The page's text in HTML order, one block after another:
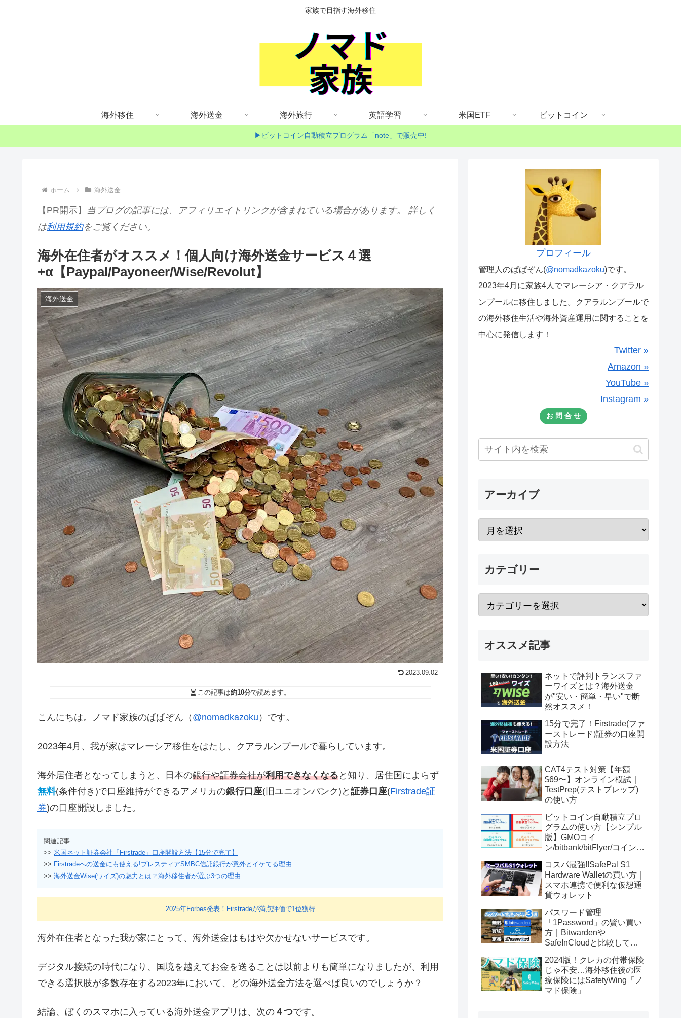
家族で目指す海外移住
海外移住 海外送金 海外旅行 英語学習 米国ETF ビットコイン
▶ビットコイン自動積立プログラム「note」で販売中!
ホーム 海外送金
【PR開示】
当ブログの記事には、アフィリエイトリンクが含まれている場合があります。 詳しく
は利用規約をご覧ください。
海外在住者がオススメ！個人向け海外送金サービス４選
+α【Paypal/Payoneer/Wise/Revolut】
海外送金
2023.09.02
この記事は約10分で読めます。
こんにちは。ノマド家族のぱぱぞん（ @nomadkazoku ）です。
2023年4月、我が家はマレーシア移住をはたし、クアラルンプールで暮らしています。
海外居住者となってしまうと、日本の銀行や証券会社が利用できなくなると知り、居住国によらず
無料(条件付き)で口座維持ができるアメリカの銀行口座(旧ユニオンバンク)と 証券口座(Firstrade証
券)の口座開設しました。
関連記事
>> 米国ネット証券会社「Firstrade」口座開設方法【15分で完了】
>> Firstradeへの送金にも使える!プレスティアSMBC信託銀行が意外とイケてる理由
>> 海外送金Wise(ワイズ)の魅力とは？海外移住者が選ぶ3つの理由
2025年Forbes発表！Firstradeが満点評価で1位獲得
海外在住者となった我が家にとって、海外送金はもはや欠かせないサービスです。
デジタル接続の時代になり、国境を越えてお金を送ることは以前よりも簡単になりましたが、利用
できる選択肢が多数存在する2023年において、どの海外送金方法を選べば良いのでしょうか？
結論、ぼくのスマホに入っている海外送金アプリは、次の ４つです。
プロフィール
管理人のぱぱぞん(@nomadkazoku)です。
2023年4月に家族4人でマレーシア・クアラル
ンプールに移住しました。クアラルンプールで
の海外移住生活や海外資産運用に関することを
中心に発信します！
Twitter »
Amazon »
YouTube »
Instagram »
お 問 合 せ
アーカイブ
カテゴリー
オススメ記事
ネットで評判トランスファ
ーワイズとは？海外送金
が"安い・簡単・早い"で断
然オススメ！
15分で完了！Firstrade(ファ
ーストレード)証券の口座開
設方法
CAT4テスト対策【年額
$69〜】オンライン模試｜
TestPrep(テストプレップ)
の使い方
ビットコイン自動積立プロ
グラムの使い方【シンプル
版】GMOコイ
ン/bitbank/bitFlyer/コインチ
コスパ最強!!SafePal S1
Hardware Walletの買い方｜
スマホ連携で便利な仮想通
貨ウォレット
パスワード管理
「1Password」の賢い買い
方｜Bitwardenや
SafeInCloudと比較してみ
2024版！クレカの付帯保険
じゃ不安…海外移住後の医
療保険にはSafetyWing「ノ
マド保険」